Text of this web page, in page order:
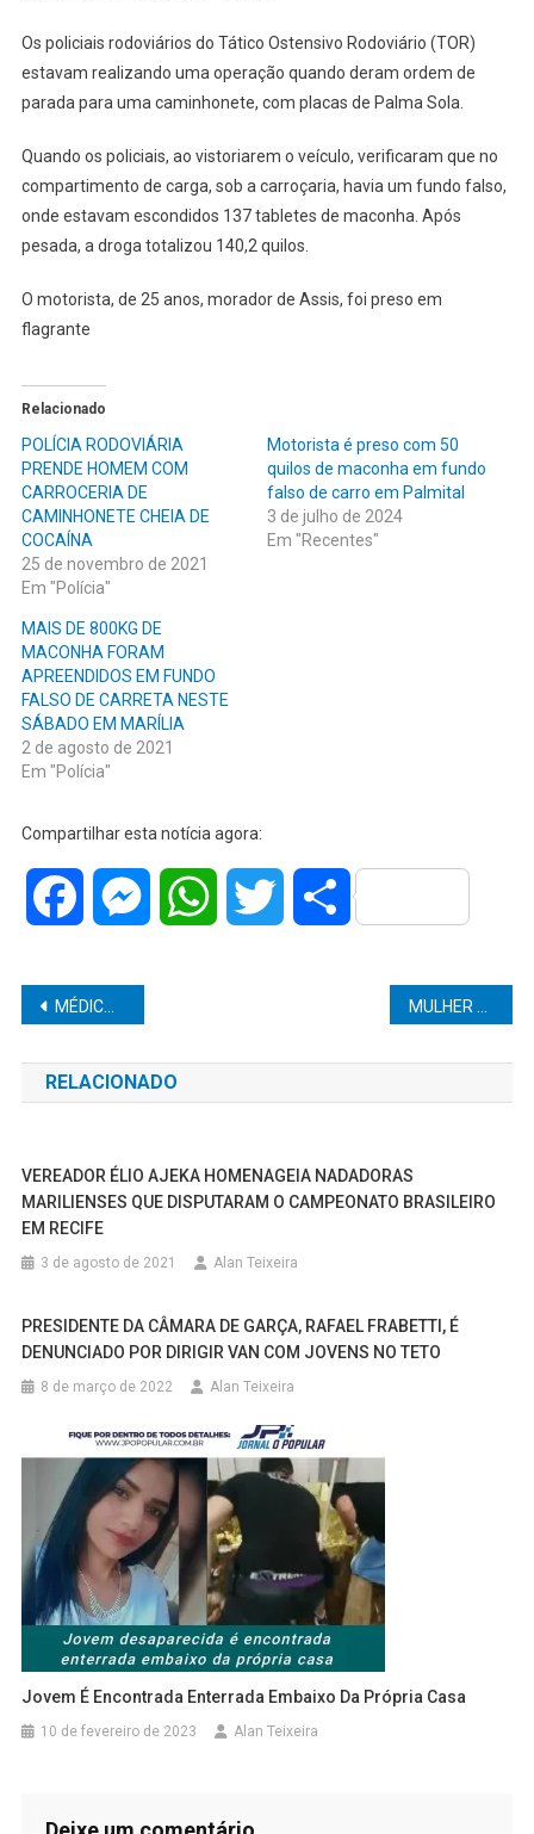
EM
FUNDO
FALSO
CAMINHONETE
Os policiais rodoviários do Tático Ostensivo Rodoviário (TOR)
estavam realizando uma operação quando deram ordem de
parada para uma caminhonete, com placas de Palma Sola.
Quando os policiais, ao vistoriarem o veículo, verificaram que no
compartimento de carga, sob a carroçaria, havia um fundo falso,
onde estavam escondidos 137 tabletes de maconha. Após
pesada, a droga totalizou 140,2 quilos.
O motorista, de 25 anos, morador de Assis, foi preso em
flagrante
Relacionado
POLÍCIA RODOVIÁRIA
PRENDE HOMEM COM
CARROCERIA DE
CAMINHONETE CHEIA DE
COCAÍNA
25 de novembro de 2021
Em "Polícia"
Motorista é preso com 50
quilos de maconha em fundo
falso de carro em Palmital
3 de julho de 2024
Em "Recentes"
MAIS DE 800KG DE
MACONHA FORAM
APREENDIDOS EM FUNDO
FALSO DE CARRETA NESTE
SÁBADO EM MARÍLIA
2 de agosto de 2021
Em "Polícia"
Compartilhar esta notícia agora:
Facebook MessengerWhatsAppTwitter Share
Navegação
de
Post
MÉDICO PEDIATRA É ASSASSINADO DENTRO DE CLÍNICA PARTICULAR NA BAHIA
RELACIONADO
VEREADOR ÉLIO AJEKA HOMENAGEIA NADADORAS
MARILIENSES QUE DISPUTARAM O CAMPEONATO BRASILEIRO
EM RECIFE
3 de agosto de 2021 Alan Teixeira
PRESIDENTE DA CÂMARA DE GARÇA, RAFAEL FRABETTI, É
DENUNCIADO POR DIRIGIR VAN COM JOVENS NO TETO
8 de março de 2022 Alan Teixeira
Jovem É Encontrada Enterrada Embaixo Da Própria Casa
10 de fevereiro de 2023 Alan Teixeira